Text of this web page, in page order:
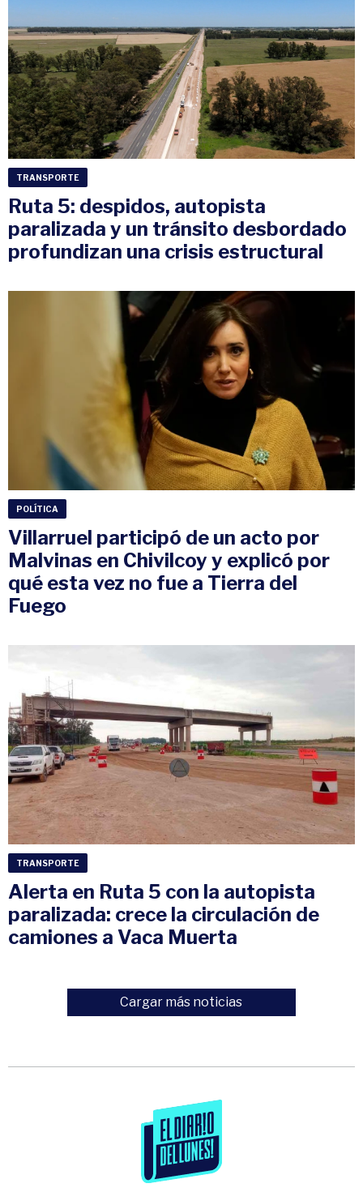
TRANSPORTE
Ruta 5: despidos, autopista
paralizada y un tránsito desbordado
profundizan una crisis estructural
POLÍTICA
Villarruel participó de un acto por
Malvinas en Chivilcoy y explicó por
qué esta vez no fue a Tierra del
Fuego
TRANSPORTE
Alerta en Ruta 5 con la autopista
paralizada: crece la circulación de
camiones a Vaca Muerta
Cargar más noticias